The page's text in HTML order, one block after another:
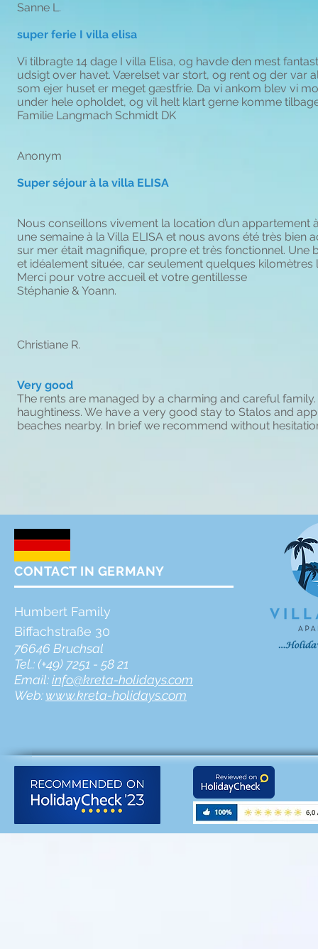
Sanne L.
super ferie I villa elisa
Vi tilbragte 14 dage I villa Elisa, og havde den mest
udsigt over havet. Værelset var stort, og rent og der var
som ejer huset er meget gæstfrie. Da vi ankom blev vi
under hele opholdet, og vil helt klart gerne komme
Familie Langmach Schmidt DK
Anonym
Super séjour à la villa ELISA
Nous conseillons vivement la location d’un appartement
une semaine à la Villa ELISA et nous avons été très bien
sur mer était magnifique, propre et très fonctionnel.
et idéalement située, car seulement quelques kilomètres
Merci pour votre accueil et votre gentillesse
Stéphanie & Yoann.
Christiane R.
Very good
The rents are managed by a charming and careful
haughtiness. We have a very good stay to Stalos and
beaches nearby. In brief we recommend without
Humbert Family
Biffachstraße 30
76646 Bruchsal
Tel.: (+49) 7251 - 58 21
Email:info@kreta-holidays.com
Web:www.kreta-holidays.com
CONTACT IN GERMANY